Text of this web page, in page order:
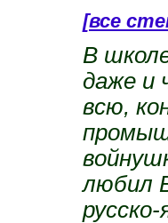
[все
В
даже и
всю,
любил